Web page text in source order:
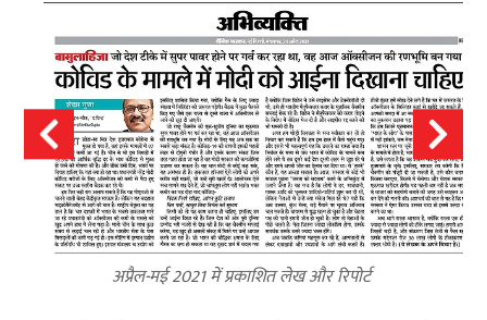
अप्रैल-मई 2021 में प्रकाशित लेख और रिपोर्ट